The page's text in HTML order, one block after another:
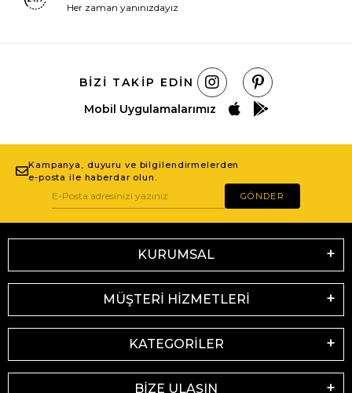
Her zaman yanınızdayız
BIZI TAKIP EDIN
Mobil Uygulamalarımız
Kampanya, duyuru ve bilgilendirmelerden
e-posta ile haberdar olun.
GÖNDER
KURUMSAL
MÜŞTERİ HİZMETLERİ
KATEGORİLER
BİZE ULAŞIN